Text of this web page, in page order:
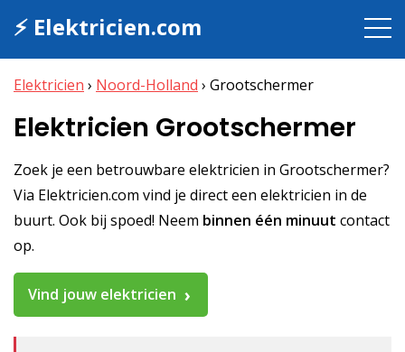
⚡ Elektricien.com
Elektricien › Noord-Holland › Grootschermer
Elektricien Grootschermer
Zoek je een betrouwbare elektricien in Grootschermer?
Via Elektricien.com vind je direct een elektricien in de
buurt. Ook bij spoed! Neem binnen één minuut contact
op.
Vind jouw elektricien